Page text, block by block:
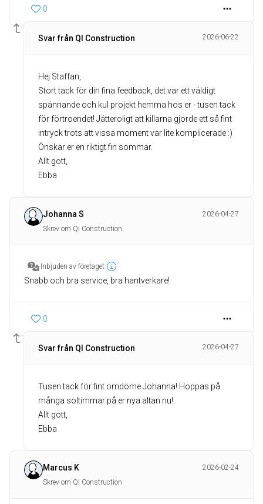
0
Svar från QI Construction 2026-06-22
Hej Staffan,
Stort tack för din fina feedback, det var ett väldigt
spännande och kul projekt hemma hos er - tusen tack
för förtroendet! Jätteroligt att killarna gjorde ett så fint
intryck trots att vissa moment var lite komplicerade :)
Önskar er en riktigt fin sommar.
Allt gott,
Ebba
Johanna S
2026-04-27
Skrev om QI Construction
Inbjuden av företaget
Snabb och bra service, bra hantverkare!
0
Svar från QI Construction 2026-04-27
Tusen tack för fint omdöme Johanna! Hoppas på
många soltimmar på er nya altan nu!
Allt gott,
Ebba
Marcus K
2026-02-24
Skrev om QI Construction